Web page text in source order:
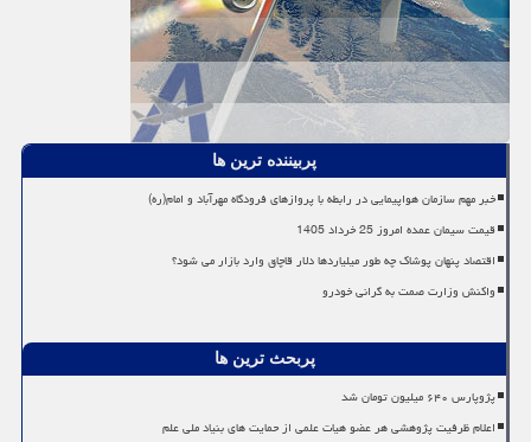
پربیننده ترین ها
خبر مهم سازمان هواپیمایی در رابطه با پروازهای فرودگاه مهرآباد و امام(ره)
قیمت سیمان عمده امروز 25 خرداد 1405
اقتصاد پنهان پوشاک چه طور میلیاردها دلار قاچاق وارد بازار می شود؟
واکنش وزارت صمت به گرانی خودرو
پربحث ترین ها
پژوپارس ۶۴۰ میلیون تومان شد
اعلام ظرفیت پژوهشی هر عضو هیات علمی از حمایت های بنیاد ملی علم